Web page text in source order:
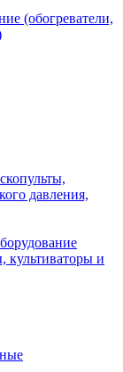
(обогреватели,
давления,
культиваторы и